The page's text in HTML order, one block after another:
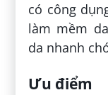
có công
làm mềm
da nhanh
Ưu điểm